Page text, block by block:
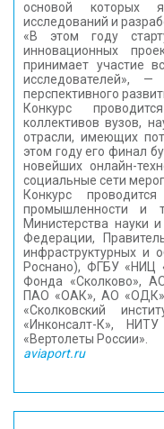
основой которых
исследований и
«В этом году
инновационных
принимает участие
исследователей», —
перспективного
Конкурс
коллективов вузов,
отрасли, имеющих
этом году его финал
новейших онлайн-
социальные сети
Конкурс
промышленности и
Министерства науки
Федерации,
инфраструктурных и
Роснано), ФГБУ «НИЦ
Фонда «Сколково»,
ПАО «ОАК», АО
«Сколковский
«Инконсалт-К»,
«Вертолеты России».
aviaport.ru